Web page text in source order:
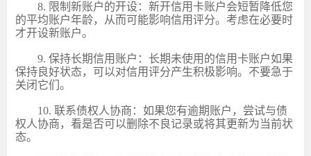
8. 限制新账户的开设：新开信用卡账户会短暂降低您
的平均账户年龄，从而可能影响信用评分。考虑在必要时
才开设新账户。
9. 保持长期信用账户：长期未使用的信用卡账户如果
保持良好状态，可以对信用评分产生积极影响。不要急于
关闭它们。
10. 联系债权人协商：如果您有逾期账户，尝试与债
权人协商，看是否可以删除不良记录或将其更新为当前状
态。